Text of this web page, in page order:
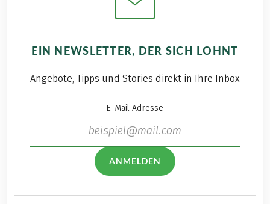
EIN NEWSLETTER, DER SICH LOHNT
Angebote, Tipps und Stories direkt in Ihre Inbox
E-Mail Adresse
ANMELDEN